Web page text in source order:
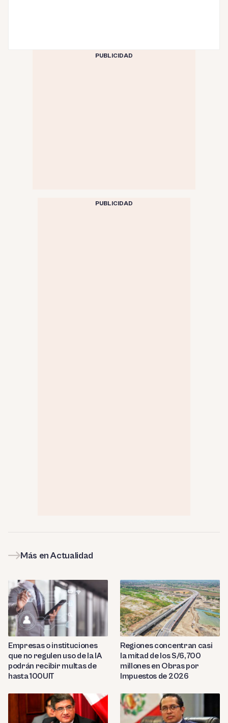
PUBLICIDAD
PUBLICIDAD
Más en Actualidad
Empresas o instituciones
que no regulen uso de la IA
podrán recibir multas de
hasta 100UIT
Regiones concentran casi
la mitad de los S/6,700
millones en Obras por
Impuestos de 2026